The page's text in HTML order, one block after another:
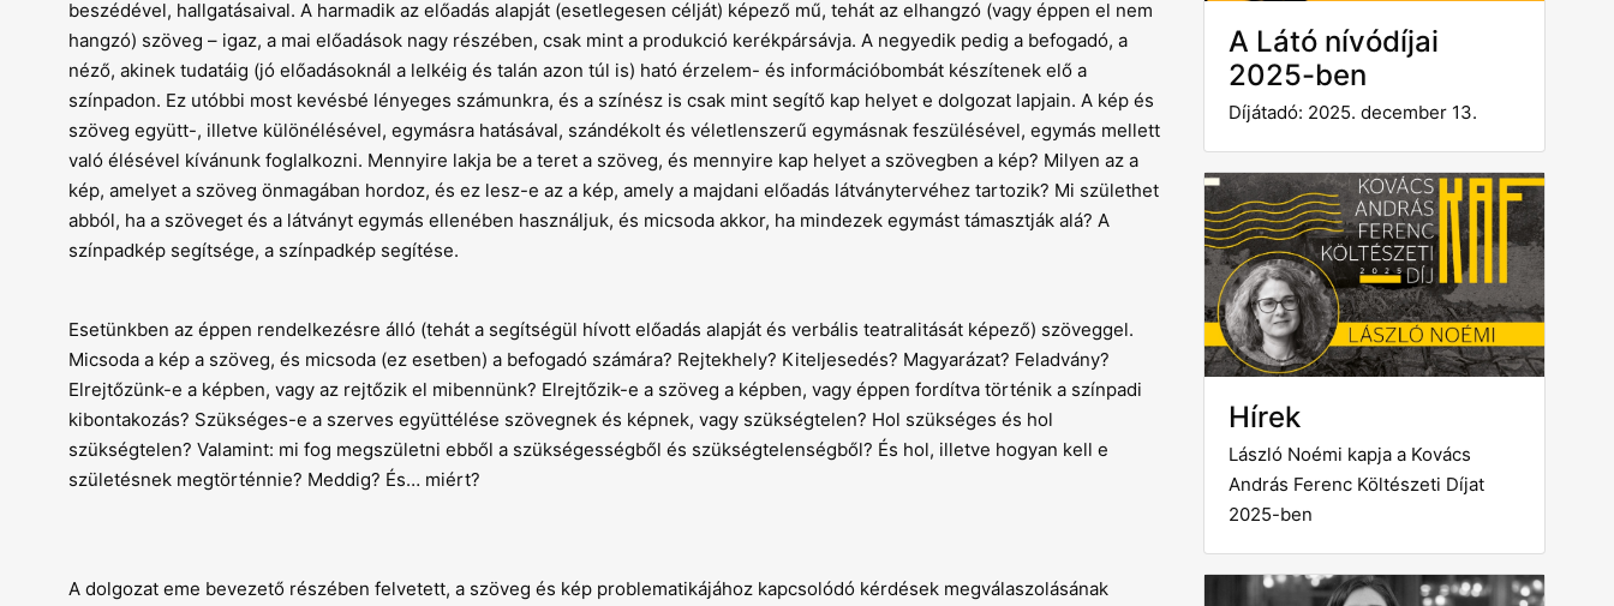
beszédével, hallgatásaival. A harmadik az előadás alapját (esetlegesen célját) képező mű, tehát az elhangzó (vagy éppen el nem
hangzó) szöveg – igaz, a mai előadások nagy részében, csak mint a produkció kerékpársávja. A negyedik pedig a befogadó, a
néző, akinek tudatáig (jó előadásoknál a lelkéig és talán azon túl is) ható érzelem- és információbombát készítenek elő a
színpadon. Ez utóbbi most kevésbé lényeges számunkra, és a színész is csak mint segítő kap helyet e dolgozat lapjain. A kép és
szöveg együtt-, illetve különélésével, egymásra hatásával, szándékolt és véletlenszerű egymásnak feszülésével, egymás mellett
való élésével kívánunk foglalkozni. Mennyire lakja be a teret a szöveg, és mennyire kap helyet a szövegben a kép? Milyen az a
kép, amelyet a szöveg önmagában hordoz, és ez lesz-e az a kép, amely a majdani előadás látványtervéhez tartozik? Mi születhet
abból, ha a szöveget és a látványt egymás ellenében használjuk, és micsoda akkor, ha mindezek egymást támasztják alá? A
színpadkép segítsége, a színpadkép segítése.
Esetünkben az éppen rendelkezésre álló (tehát a segítségül hívott előadás alapját és verbális teatralitását képező) szöveggel.
Micsoda a kép a szöveg, és micsoda (ez esetben) a befogadó számára? Rejtekhely? Kiteljesedés? Magyarázat? Feladvány?
Elrejtőzünk-e a képben, vagy az rejtőzik el mibennünk? Elrejtőzik-e a szöveg a képben, vagy éppen fordítva történik a színpadi
kibontakozás? Szükséges-e a szerves együttélése szövegnek és képnek, vagy szükségtelen? Hol szükséges és hol
szükségtelen? Valamint: mi fog megszületni ebből a szükségességből és szükségtelenségből? És hol, illetve hogyan kell e
születésnek megtörténnie? Meddig? És… miért?
A dolgozat eme bevezető részében felvetett, a szöveg és kép problematikájához kapcsolódó kérdések megválaszolásának
A Látó nívódíjai
2025-ben
Díjátadó: 2025. december 13.
Hírek
László Noémi kapja a Kovács
András Ferenc Költészeti Díjat
2025-ben